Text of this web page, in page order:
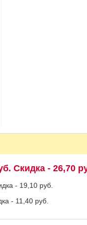
Скидка - 26,70
- 19,10 руб.
- 11,40 руб.